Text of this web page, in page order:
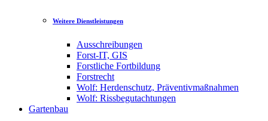
Weitere Dienstleistungen
Ausschreibungen
Forst-IT, GIS
Forstliche Fortbildung
Forstrecht
Wolf: Herdenschutz, Präventivmaßnahmen
Wolf: Rissbegutachtungen
Gartenbau